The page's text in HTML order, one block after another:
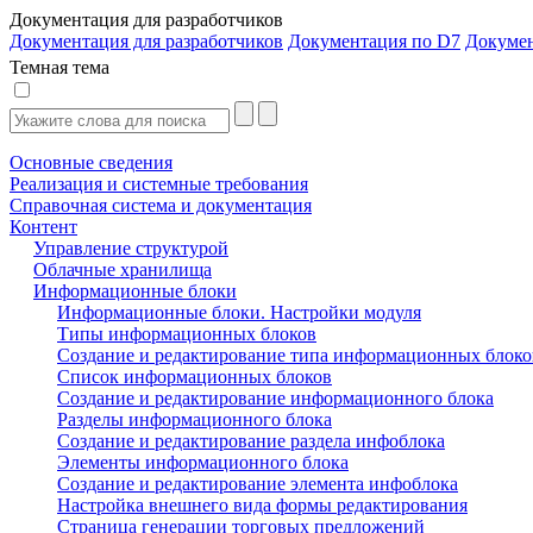
Документация для разработчиков
Документация для разработчиков Документация по D7
Темная тема
Основные сведения
Реализация и системные требования
Справочная система и документация
Контент
Управление структурой
Облачные хранилища
Информационные блоки
Информационные блоки. Настройки модуля
Типы информационных блоков
Создание и редактирование типа информационных
Список информационных блоков
Создание и редактирование информационного блока
Разделы информационного блока
Создание и редактирование раздела инфоблока
Элементы информационного блока
Создание и редактирование элемента инфоблока
Настройка внешнего вида формы редактирования
Страница генерации торговых предложений